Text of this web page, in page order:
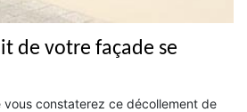
de votre façade se
vous constaterez ce décollement de